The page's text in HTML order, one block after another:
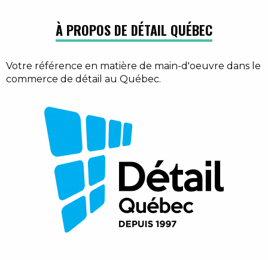
À PROPOS DE DÉTAIL QUÉBEC
Votre référence en matière de main-d'oeuvre dans le
commerce de détail au Québec.